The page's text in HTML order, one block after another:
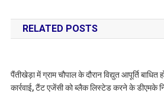
navigation
RELATED POSTS
पैंतीखेड़ा में ग्राम चौपाल के दौरान विद्युत आपूर्ति बाधित
कार्रवाई, टैंट एजेंसी को ब्लैक लिस्टेड करने के डीएमके